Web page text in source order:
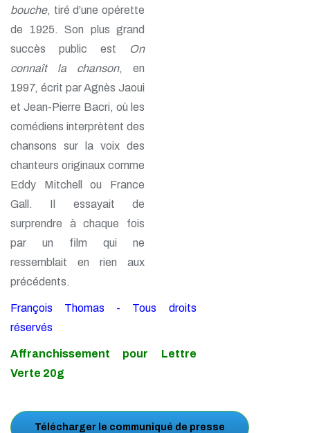
bouche, tiré d’une opérette
de 1925. Son plus grand
succès public est
On
connaît la chanson, en
1997, écrit par Agnès Jaoui
et Jean-Pierre Bacri, où les
comédiens interprètent des
chansons sur la voix des
chanteurs originaux comme
Eddy Mitchell ou France
Gall. Il essayait de
surprendre à chaque fois
par un film qui ne
ressemblait en rien aux
précédents.
François Thomas - Tous droits
réservés
Affranchissement pour Lettre
Verte 20g
Télécharger le communiqué de presse